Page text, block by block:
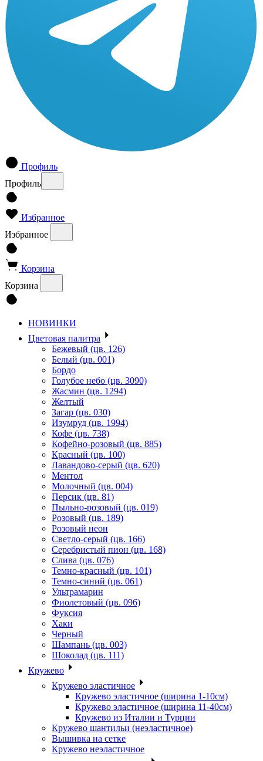
Профиль
Профиль
Избранное
Избранное
Корзина
Корзина
НОВИНКИ
Цветовая палитра
Бежевый (цв. 126)
Белый (цв. 001)
Бордо
Голубое небо (цв. 3090)
Жасмин (цв. 1294)
Желтый
Загар (цв. 030)
Изумруд (цв. 1994)
Кофе (цв. 738)
Кофейно-розовый (цв. 885)
Красный (цв. 100)
Лавандово-серый (цв. 620)
Ментол
Молочный (цв. 004)
Персик (цв. 81)
Пыльно-розовый (цв. 019)
Розовый (цв. 189)
Розовый неон
Светло-серый (цв. 166)
Серебристый пион (цв. 168)
Слива (цв. 076)
Темно-красный (цв. 101)
Темно-синий (цв. 061)
Ультрамарин
Фиолетовый (цв. 096)
Фуксия
Хаки
Черный
Шампань (цв. 003)
Шоколад (цв. 111)
Кружево
Кружево эластичное
Кружево эластичное (ширина 1-10см)
Кружево эластичное (ширина 11-40см)
Кружево из Италии и Турции
Кружево шантильи (неэластичное)
Вышивка на сетке
Кружево неэластичное